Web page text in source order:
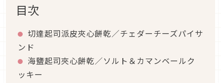
目次
切達起司派皮夾心餅乾／チェダーチーズパイサ
ンド
海鹽起司夾心餅乾／ソルト＆カマンベールク
ッキー